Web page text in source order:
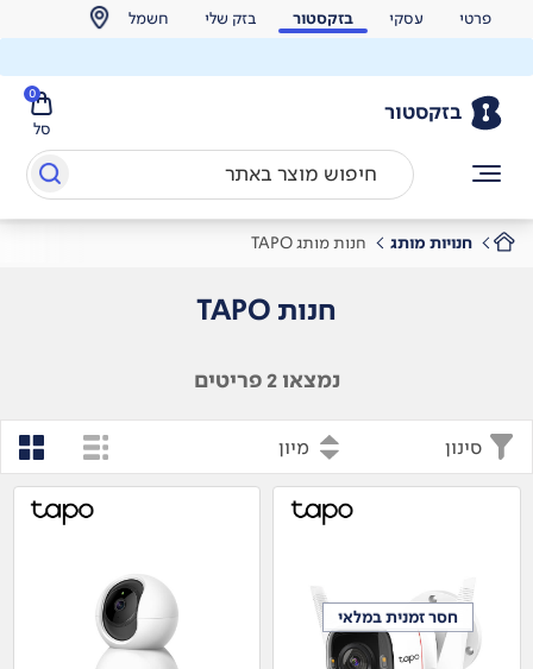
פרטי עסקי בזקסטור בזק שלי חשמל
בזקסטור
סל
0
חנויות מותג חנות מותג TAPO
חנות TAPO
נמצאו 2 פריטים
מיון סינון
חסר זמנית במלאי
חסר זמנית במלאי